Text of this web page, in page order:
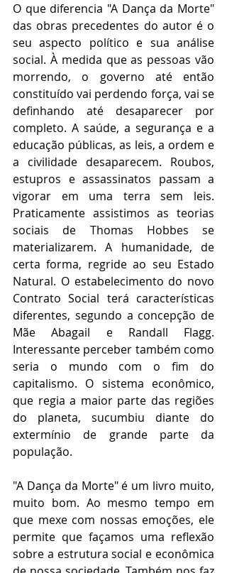
O que diferencia "A Dança da Morte"
das obras precedentes do autor é o
seu aspecto político e sua análise
social. À medida que as pessoas vão
morrendo, o governo até então
constituído vai perdendo força, vai se
definhando até desaparecer por
completo. A saúde, a segurança e a
educação públicas, as leis, a ordem e
a civilidade desaparecem. Roubos,
estupros e assassinatos passam a
vigorar em uma terra sem leis.
Praticamente assistimos as teorias
sociais de Thomas Hobbes se
materializarem. A humanidade, de
certa forma, regride ao seu Estado
Natural. O estabelecimento do novo
Contrato Social terá características
diferentes, segundo a concepção de
Mãe Abagail e Randall Flagg.
Interessante perceber também como
seria o mundo com o fim do
capitalismo. O sistema econômico,
que regia a maior parte das regiões
do planeta, sucumbiu diante do
extermínio de grande parte da
população.
"A Dança da Morte" é um livro muito,
muito bom. Ao mesmo tempo em
que mexe com nossas emoções, ele
permite que façamos uma reflexão
sobre a estrutura social e econômica